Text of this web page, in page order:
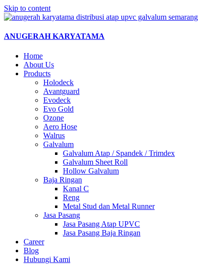
Skip to content
ANUGERAH KARYATAMA
Home
About Us
Products
Holodeck
Avantguard
Evodeck
Evo Gold
Ozone
Aero Hose
Walrus
Galvalum
Galvalum Atap / Spandek / Trimdex
Galvalum Sheet Roll
Hollow Galvalum
Baja Ringan
Kanal C
Reng
Metal Stud dan Metal Runner
Jasa Pasang
Jasa Pasang Atap UPVC
Jasa Pasang Baja Ringan
Career
Blog
Hubungi Kami